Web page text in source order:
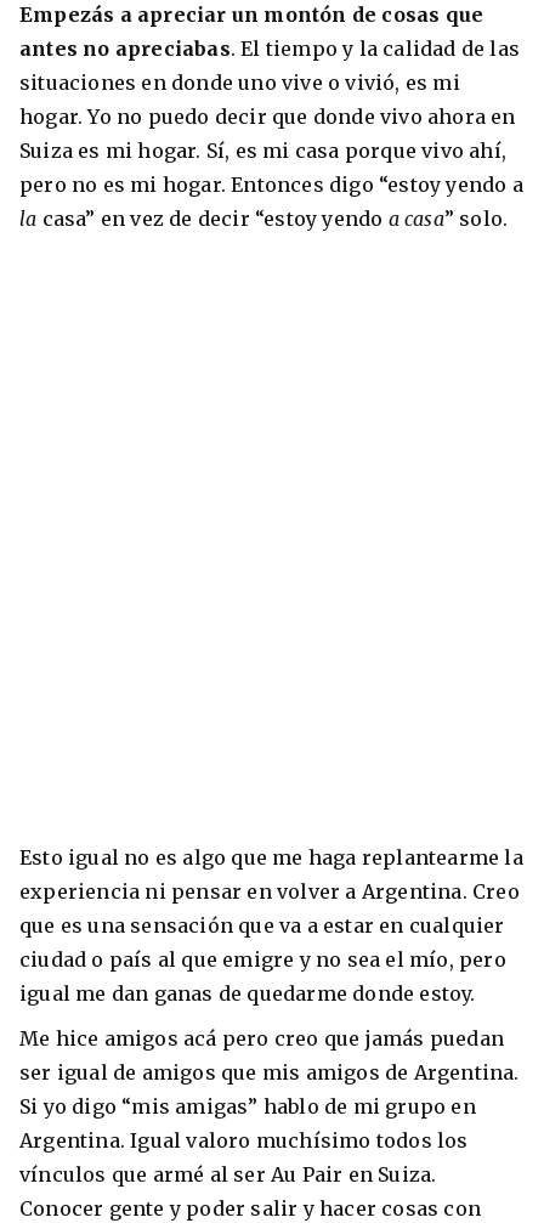
Empezás a apreciar un montón de cosas que
antes no apreciabas. El tiempo y la calidad de las
situaciones en donde uno vive o vivió, es mi
hogar. Yo no puedo decir que donde vivo ahora en
Suiza es mi hogar. Sí, es mi casa porque vivo ahí,
pero no es mi hogar. Entonces digo “estoy yendo a
la casa” en vez de decir “estoy yendo a casa” solo.
Esto igual no es algo que me haga replantearme la
experiencia ni pensar en volver a Argentina. Creo
que es una sensación que va a estar en cualquier
ciudad o país al que emigre y no sea el mío, pero
igual me dan ganas de quedarme donde estoy.
Me hice amigos acá pero creo que jamás puedan
ser igual de amigos que mis amigos de Argentina.
Si yo digo “mis amigas” hablo de mi grupo en
Argentina. Igual valoro muchísimo todos los
vínculos que armé al ser Au Pair en Suiza.
Conocer gente y poder salir y hacer cosas con